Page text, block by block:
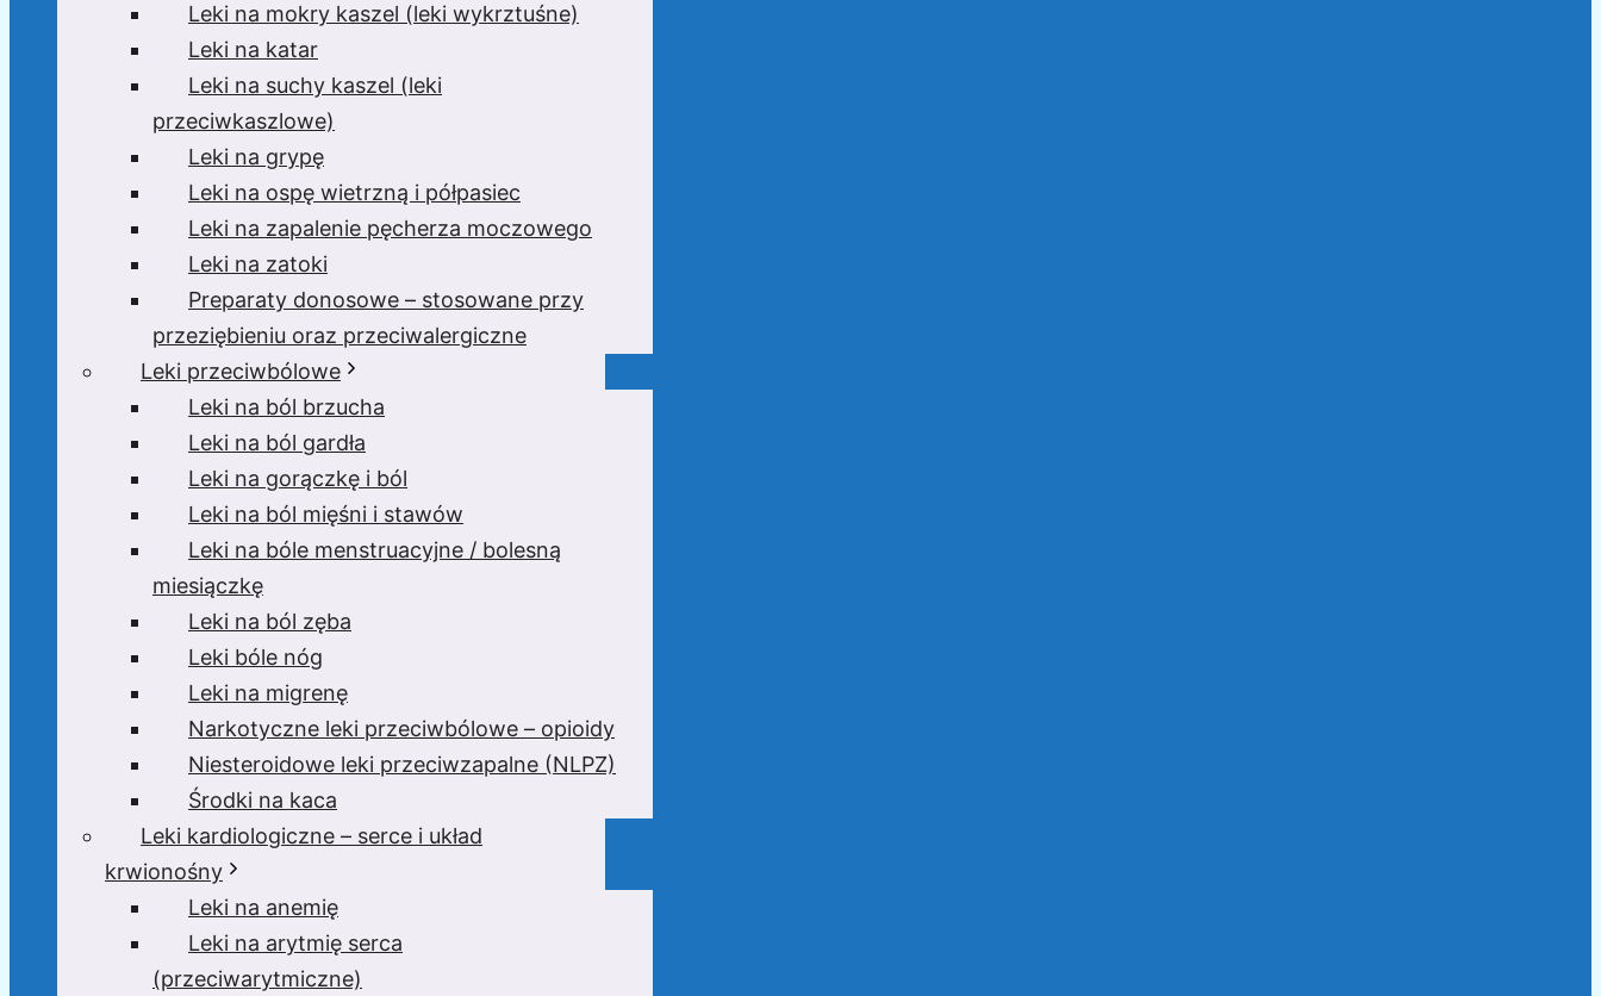
Leki na mokry kaszel (leki wykrztuśne)
Leki na katar
Leki na suchy kaszel (leki
przeciwkaszlowe)
Leki na grypę
Leki na ospę wietrzną i półpasiec
Leki na zapalenie pęcherza moczowego
Leki na zatoki
Preparaty donosowe – stosowane przy
przeziębieniu oraz przeciwalergiczne
Leki przeciwbólowe
Leki na ból brzucha
Leki na ból gardła
Leki na gorączkę i ból
Leki na ból mięśni i stawów
Leki na bóle menstruacyjne / bolesną
miesiączkę
Leki na ból zęba
Leki bóle nóg
Leki na migrenę
Narkotyczne leki przeciwbólowe – opioidy
Niesteroidowe leki przeciwzapalne (NLPZ)
Środki na kaca
Leki kardiologiczne – serce i układ
krwionośny
Leki na anemię
Leki na arytmię serca
(przeciwarytmiczne)